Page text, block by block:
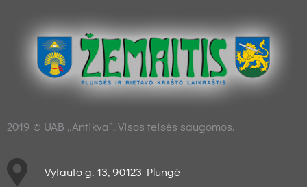
2019 © UAB „Antikva“. Visos teisės saugomos.
Vytauto g. 13, 90123 Plungė